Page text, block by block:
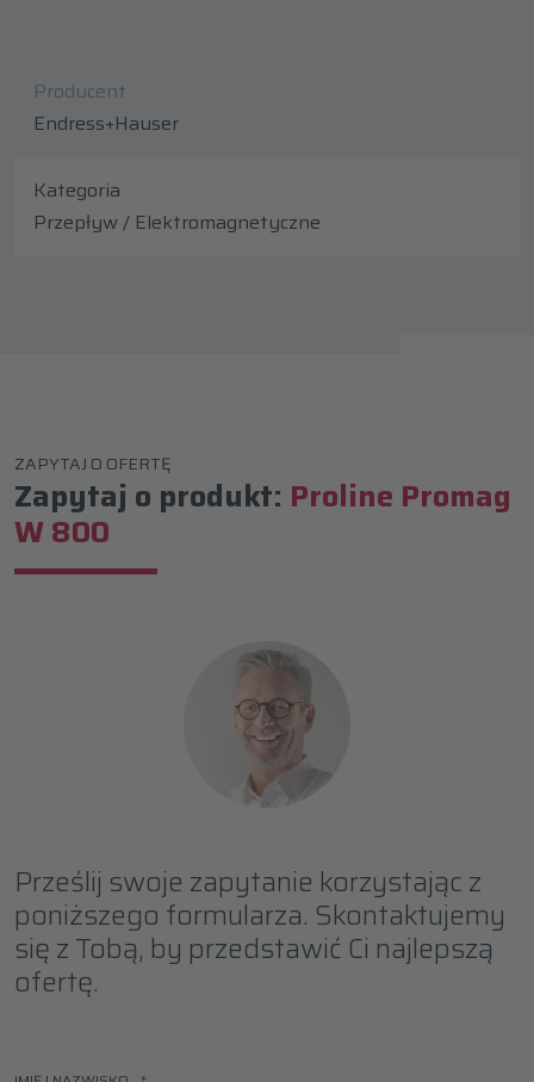
Producent
Endress+Hauser
Kategoria
Przepływ / Elektromagnetyczne
ZAPYTAJ O OFERTĘ
Zapytaj o produkt: Proline Promag
W 800
Prześlij swoje zapytanie korzystając z
poniższego formularza. Skontaktujemy
się z Tobą, by przedstawić Ci najlepszą
ofertę.